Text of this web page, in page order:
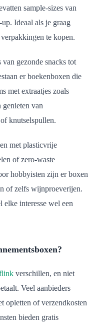
sample-sizes van
Ideaal als je graag
te kopen.
gezonde snacks tot
er boekenboxen die
met extraatjes zoals
van
knutselspullen.
met plasticvrije
of zero-waste
hobbyisten zijn er boxen
of zelfs wijnproeverijen.
interesse wel een
verschillen, en niet
Veel aanbieders
opletten of verzendkosten
bieden gratis